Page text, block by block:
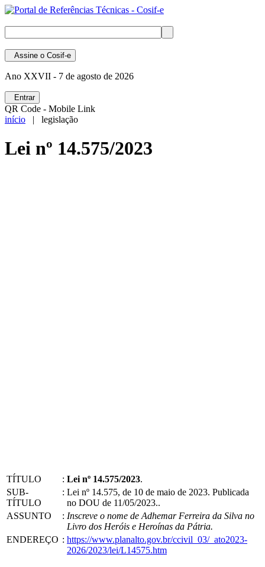
Assine o Cosif-e
Ano XXVII - 7 de agosto de 2026
Entrar
QR Code - Mobile Link
início | legislação
Lei nº 14.575/2023
TÍTULO : Lei nº 14.575/2023.
SUB-
TÍTULO
: Lei nº 14.575, de 10 de maio de 2023. Publicada
no DOU de 11/05/2023..
ASSUNTO
: Inscreve o nome de Adhemar Ferreira da Silva no
Livro dos Heróis e Heroínas da Pátria.
ENDEREÇO : https://www.planalto.gov.br/ccivil_03/_ato2023-
2026/2023/lei/L14575.htm